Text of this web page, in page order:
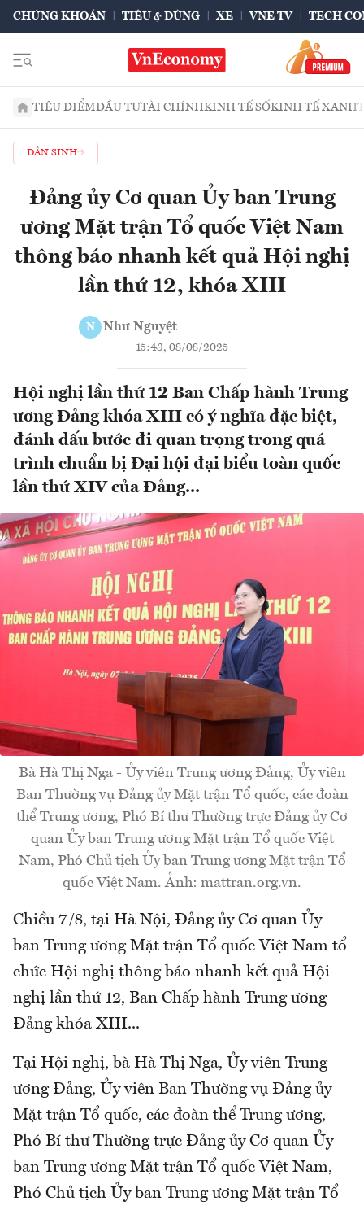
CHỨNG KHOÁN TIÊU & DÙNG XE VNE TV TECH
TIÊU ĐIỂMĐẦU TƯTÀI CHÍNHKINH TẾ SỐKINH TẾ XANH
DÂN SINH
Đảng ủy Cơ quan Ủy ban Trung
ương Mặt trận Tổ quốc Việt Nam
thông báo nhanh kết quả Hội nghị
lần thứ 12, khóa XIII
N Như Nguyệt
15:43, 08/08/2025
Hội nghị lần thứ 12 Ban Chấp hành Trung
ương Đảng khóa XIII có ý nghĩa đặc biệt,
đánh dấu bước đi quan trọng trong quá
trình chuẩn bị Đại hội đại biểu toàn quốc
lần thứ XIV của Đảng...
Bà Hà Thị Nga - Ủy viên Trung ương Đảng, Ủy viên
Ban Thường vụ Đảng ủy Mặt trận Tổ quốc, các đoàn
thể Trung ương, Phó Bí thư Thường trực Đảng ủy Cơ
quan Ủy ban Trung ương Mặt trận Tổ quốc Việt
Nam, Phó Chủ tịch Ủy ban Trung ương Mặt trận Tổ
quốc Việt Nam. Ảnh: mattran.org.vn.
Chiều 7/8, tại Hà Nội, Đảng ủy Cơ quan Ủy
ban Trung ương Mặt trận Tổ quốc Việt Nam tổ
chức Hội nghị thông báo nhanh kết quả Hội
nghị lần thứ 12, Ban Chấp hành Trung ương
Đảng khóa XIII...
Tại Hội nghị, bà Hà Thị Nga, Ủy viên Trung
ương Đảng, Ủy viên Ban Thường vụ Đảng ủy
Mặt trận Tổ quốc, các đoàn thể Trung ương,
Phó Bí thư Thường trực Đảng ủy Cơ quan Ủy
ban Trung ương Mặt trận Tổ quốc Việt Nam,
Phó Chủ tịch Ủy ban Trung ương Mặt trận Tổ